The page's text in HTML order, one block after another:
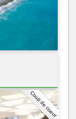
Coup de coeur